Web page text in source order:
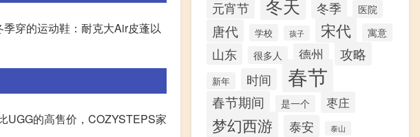
穿的运动鞋：耐克大Air皮蓬以
UGG的高售价，COZYSTEPS家
元宵节 冬天 冬季 医院
唐代 学校 孩子 宋代 寓意
山东 很多人 德州 攻略
新年 时间 春节
春节期间 是一个 枣庄
梦幻西游 泰安 泰山